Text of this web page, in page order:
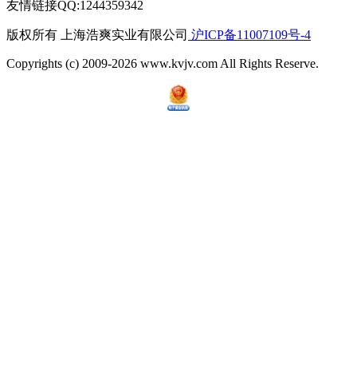
友情链接QQ:1244359342
版权所有 上海浩爽实业有限公司 沪ICP备11007109号-4
Copyrights (c) 2009-2026 www.kvjv.com All Rights Reserve.